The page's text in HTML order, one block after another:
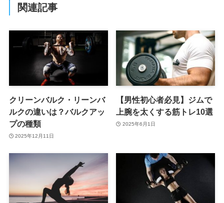
関連記事
クリーンバルク・リーンバ
ルクの違いは？バルクアッ
プの種類
2025年12月11日
【男性初心者必見】ジムで
上腕を太くする筋トレ10選
2025年6月1日